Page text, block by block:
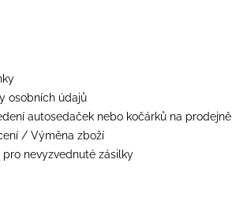
osobních údajů
autosedaček nebo kočárků na prodejně
/ Výměna zboží
nevyzvednuté zásilky